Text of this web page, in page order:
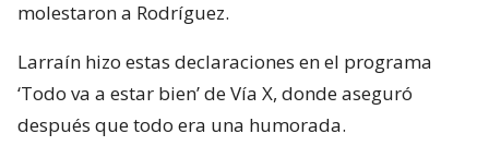
molestaron a Rodríguez.
Larraín hizo estas declaraciones en el programa
‘Todo va a estar bien’ de Vía X, donde aseguró
después que todo era una humorada.